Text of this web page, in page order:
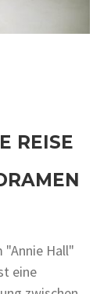
REISE
"Annie Hall"
eine